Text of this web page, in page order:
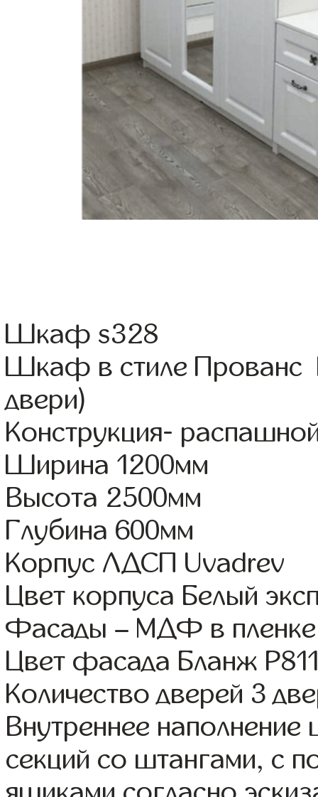
Шкаф s328
Шкаф в стиле Прованс
двери)
Конструкция-
Ширина 1200мм
Высота 2500мм
Глубина 600мм
Корпус ЛДСП Uvadrev
Цвет корпуса Белый
Фасады – МДФ в
Цвет фасада Бланж
Количество дверей 3
Внутреннее
секций со штангами, с